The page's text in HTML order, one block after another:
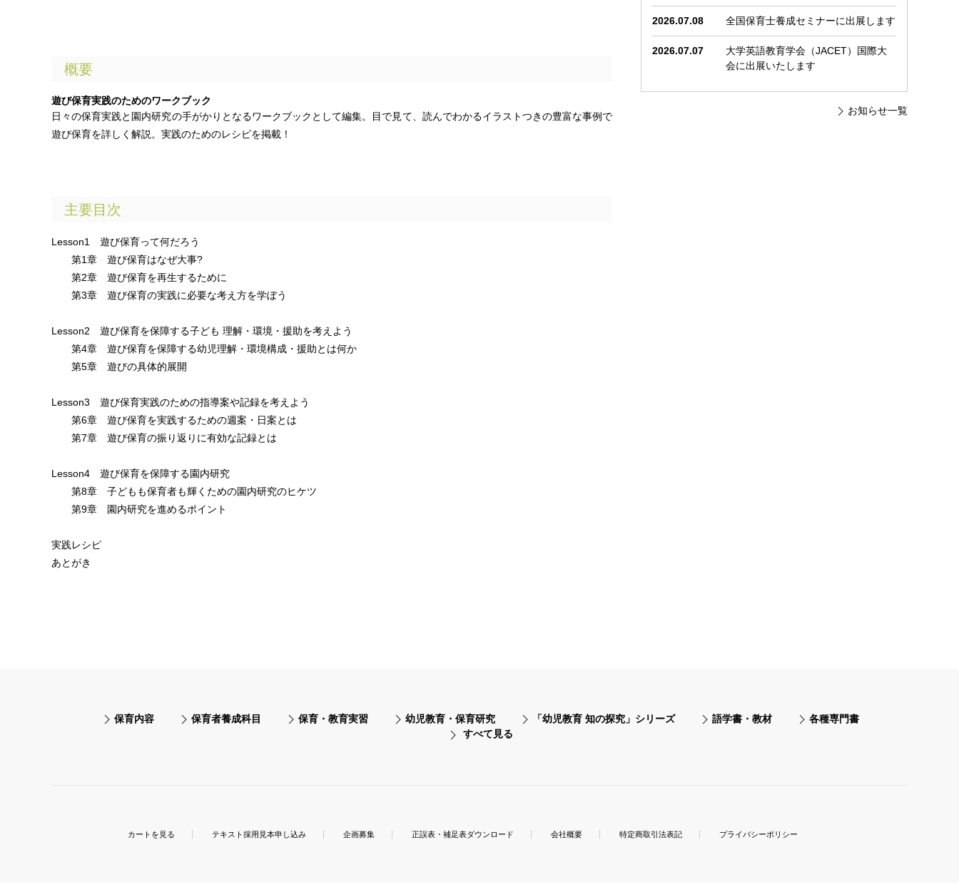
概要
遊び保育実践のためのワークブック
日々の保育実践と園内研究の手がかりとなるワークブックとして編集。目で見て、読んでわかるイラストつきの豊富な事例で
遊び保育を詳しく解説。実践のためのレシピを掲載！
主要目次
Lesson1 遊び保育って何だろう
第1章 遊び保育はなぜ大事?
第2章 遊び保育を再生するために
第3章 遊び保育の実践に必要な考え方を学ぼう
Lesson2 遊び保育を保障する子ども 理解・環境・援助を考えよう
第4章 遊び保育を保障する幼児理解・環境構成・援助とは何か
第5章 遊びの具体的展開
Lesson3 遊び保育実践のための指導案や記録を考えよう
第6章 遊び保育を実践するための週案・日案とは
第7章 遊び保育の振り返りに有効な記録とは
Lesson4 遊び保育を保障する園内研究
第8章 子どもも保育者も輝くための園内研究のヒケツ
第9章 園内研究を進めるポイント
実践レシピ
あとがき
2026.07.08 全国保育士養成セミナーに出展します
2026.07.07
大学英語教育学会（JACET）国際大
会に出展いたします
お知らせ一覧
保育内容 保育者養成科目 保育・教育実習 幼児教育・保育研究 「幼児教育 知の探究」シリーズ 語学書・教材
各種専門書
すべて見る
カートを見る テキスト採用見本申し込み 企画募集 正誤表・補足表ダウンロード 会社概要 特定商取引法表記 プライバシーポリシー